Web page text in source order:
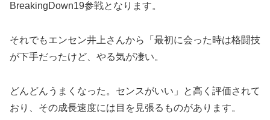
BreakingDown19参戦となります。
それでもエンセン井上さんから「最初に会った時は格闘技
が下手だったけど、やる気が凄い。
どんどんうまくなった。センスがいい」と高く評価されて
おり、その成長速度には目を見張るものがあります。